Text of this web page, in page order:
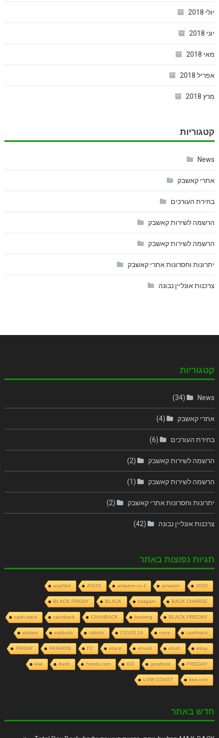
יולי 2018
יוני 2018
מאי 2018
אפריל 2018
מרץ 2018
קטגוריות
News
אתרי קאשבק
בחירת העורכים
הרשמה לשירות קאשבק
הרשמה לשירות קאשבק
יתרונות וחסרונות אתרי קאשבק
צרכנות אונליין נבונה
קטגוריות
News
(34)
אתרי קאשבק (4)
בחירת העורכים (6)
הרשמה לשירות קאשבק (2)
הרשמה לשירות קאשבק (1)
יתרונות וחסרונות אתרי קאשבק (2)
צרכנות אונליין נבונה (42)
תגיות נפוצות באתר
2020
amazon
amazon.co.il
ASOS
auphbd
BACK CHARGE
baligam
BLACK
BLACK FRIDAY
BLACK FRIEDAY
booking
CAAHBACK
cachback
cash-back
cashback
cons
COVID 19
ctkhdo
earbuds
ebates
ebay
ehuh
ehuuh
etace
F2
FASHION
FRIDAY
FRIEDAY
gearbest
GO
hotels.com
iherb
kiwi
kiwi.com
LOW COAST
חדש באתר